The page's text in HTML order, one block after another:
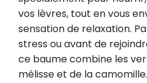
vos lèvres, tout en vous
sensation de relaxation.
stress ou avant de
ce baume combine les
mélisse et de la